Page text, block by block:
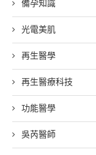
備孕知識
光電美肌
再生醫學
再生醫療科技
功能醫學
吳芮醫師